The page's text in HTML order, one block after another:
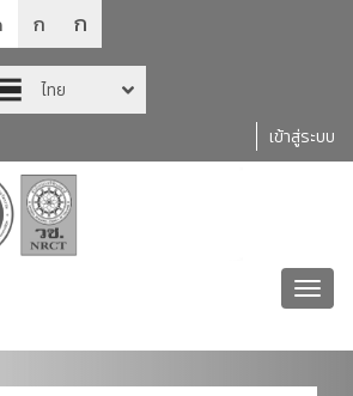
ก ก
ไทย
เข้าสู่ระบบ